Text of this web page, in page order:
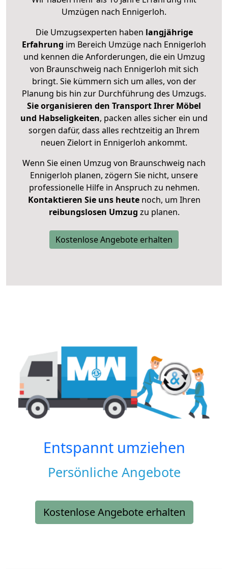
Umzügen nach Ennigerloh.
Die Umzugsexperten haben langjährige
Erfahrung im Bereich Umzüge nach Ennigerloh
und kennen die Anforderungen, die ein Umzug
von Braunschweig nach Ennigerloh mit sich
bringt. Sie kümmern sich um alles, von der
Planung bis hin zur Durchführung des Umzugs.
Sie organisieren den Transport Ihrer Möbel
und Habseligkeiten, packen alles sicher ein und
sorgen dafür, dass alles rechtzeitig an Ihrem
neuen Zielort in Ennigerloh ankommt.
Wenn Sie einen Umzug von Braunschweig nach
Ennigerloh planen, zögern Sie nicht, unsere
professionelle Hilfe in Anspruch zu nehmen.
Kontaktieren Sie uns heutenoch, um Ihren
reibungslosen Umzug zu planen.
Kostenlose Angebote erhalten
Entspannt umziehen
Persönliche Angebote
Kostenlose Angebote erhalten